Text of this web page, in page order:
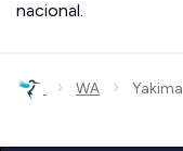
nacional.
› WA › Yakima